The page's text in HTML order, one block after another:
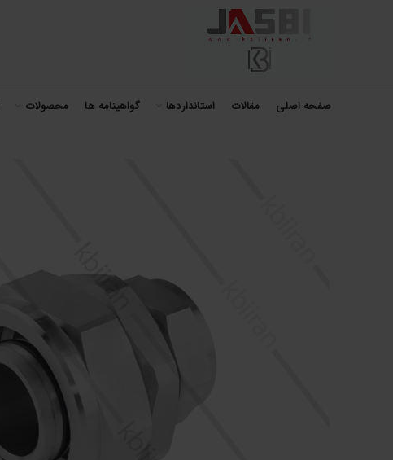
صفحه اصلی مقالات استانداردها گواهینامه ها محصولات